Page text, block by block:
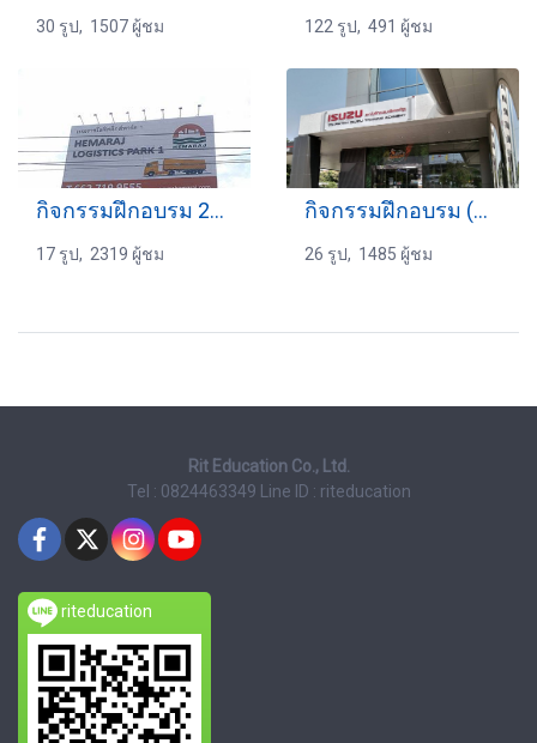
30 รูป, 1507 ผู้ชม 122 รูป, 491 ผู้ชม
กิจกรรมฝึกอบรม 28-05-2559
17 รูป, 2319 ผู้ชม
กิจกรรมฝึกอบรม (Online) 14-11-2563
26 รูป, 1485 ผู้ชม
Rit Education Co., Ltd.
Tel : 0824463349
Line ID : riteducation
riteducation